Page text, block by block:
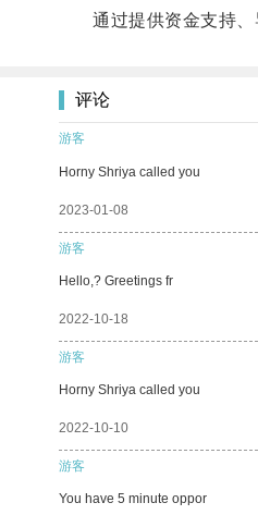
通过提供资金支持、导
评论
游客
Horny Shriya called you
2023-01-08
游客
Hello,? Greetings fr
2022-10-18
游客
Horny Shriya called you
2022-10-10
游客
You have 5 minute oppor